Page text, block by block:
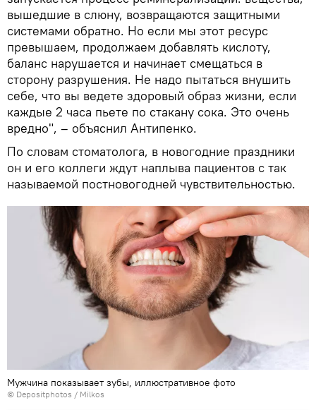
вышедшие в слюну, возвращаются защитными
системами обратно. Но если мы этот ресурс
превышаем, продолжаем добавлять кислоту,
баланс нарушается и начинает смещаться в
сторону разрушения. Не надо пытаться внушить
себе, что вы ведете здоровый образ жизни, если
каждые 2 часа пьете по стакану сока. Это очень
вредно", – объяснил Антипенко.
По словам стоматолога, в новогодние праздники
он и его коллеги ждут наплыва пациентов с так
называемой постновогодней чувствительностью.
Мужчина показывает зубы, иллюстративное фото
© Depositphotos / Milkos